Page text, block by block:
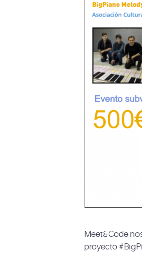
Meet&Code
proyecto